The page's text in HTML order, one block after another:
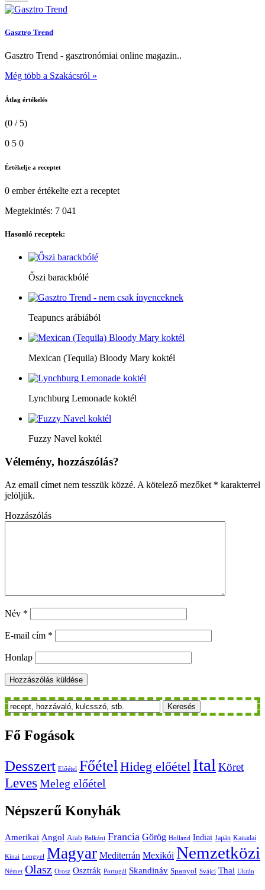
Gasztro Trend
Gasztro Trend - gasztronómiai online magazin..
Még több a Szakácsról »
Átlag értékelés
(0 / 5)
0 5 0
Értékelje a receptet
0 emberértékelte ezt a receptet
Megtekintés: 7 041
Hasonló receptek:
Őszi barackbólé
Teapuncs arábiából
Mexican (Tequila) Bloody Mary koktél
Lynchburg Lemonade koktél
Fuzzy Navel koktél
Vélemény, hozzászólás?
Az email címet nem tesszük közzé. A kötelező mezőket * karakterrel
jelöljük.
Hozzászólás
Név *
E-mail cím *
Honlap
Keresés
Fő Fogások
Desszert Előétel FőételHideg előétel Ital Köret
Leves Meleg előétel
Népszerű Konyhák
Amerikai Angol Arab Balkáni Francia Görög Holland Indiai Japán Kanadai
Kínai Lengyel Magyar Mediterrán Mexikói Nemzetközi
Német Olasz Orosz Osztrák Portugál Skandináv Spanyol Svájci Thai Ukrán